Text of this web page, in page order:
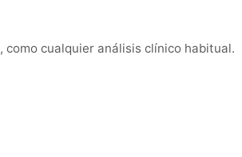
, como cualquier análisis clínico habitual.